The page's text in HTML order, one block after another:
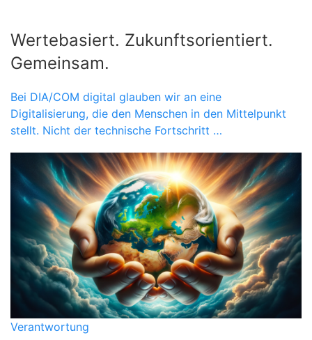
Wertebasiert. Zukunftsorientiert.
Gemeinsam.
Bei DIA/COM digital glauben wir an eine
Digitalisierung, die den Menschen in den Mittelpunkt
stellt. Nicht der technische Fortschritt …
Verantwortung